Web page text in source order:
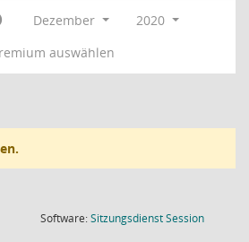
Dezember
2020
auswählen
Software:SitzungsdienstSession(Wird in